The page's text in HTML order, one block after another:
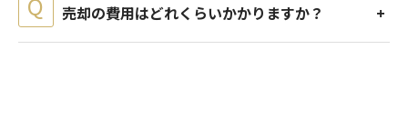
売却の費用はどれくらいかかりますか？